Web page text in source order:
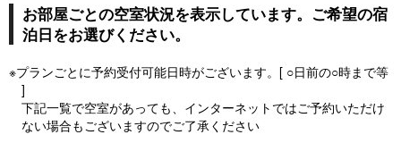
お部屋ごとの空室状況を表示しています。ご希望の宿
泊日をお選びください。
※プランごとに予約受付可能日時がございます。[ ○日前の○時まで等
]
下記一覧で空室があっても、インターネットではご予約いただけ
ない場合もございますのでご了承ください